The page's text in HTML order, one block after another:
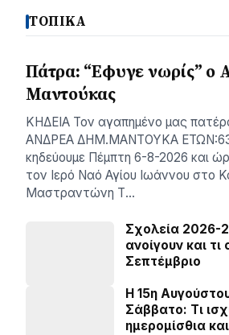
ΤΟΠΙΚΑ
Πάτρα: “Εφυγε νωρίς” ο
Μαντούκας
ΚΗΔΕΙΑ Τον αγαπημένο μας
ΑΝΔΡΕΑ ΔΗΜ.ΜΑΝΤΟΥΚΑ
κηδεύουμε Πέμπτη 6-8-2026 και
τον Ιερό Ναό Αγίου Ιωάννου στο
Μαστραντώνη Τ…
Σχολεία 2026-
ανοίγουν και
Σεπτέμβριο
Η 15η
Σάββατο: Τι
ημερομίσθια